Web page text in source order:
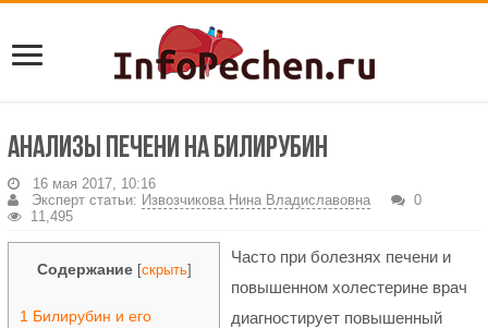
Анализы печени на билирубин
16 мая 2017, 10:16
Эксперт статьи: Извозчикова Нина Владиславовна
0
11,495
Содержание [скрыть]
1 Билирубин и его
Часто при болезнях печени и
повышенном холестерине врач
диагностирует повышенный